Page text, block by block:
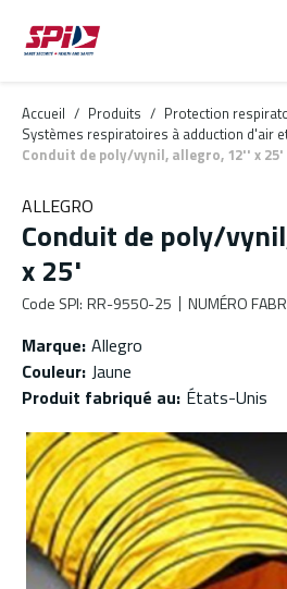
Aller au contenu principal
Skip to menu
Skip to footer
Accueil / Produits / Protection
Systèmes respiratoires à adduction d'air
Conduit de poly/vynil, allegro, 12'' x 25'
ALLEGRO
Conduit de poly/
x 25'
Code SPI: RR-9550-25 NUMÉRO
Marque: Allegro
Couleur: Jaune
Produit fabriqué au: États-Unis